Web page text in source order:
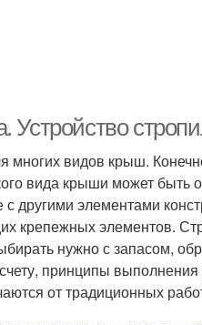
Устройство
многих видов крыш.
вида крыши может быть
другими элементами
крепежных элементов.
нужно с запасом,
принципы
от традиционных